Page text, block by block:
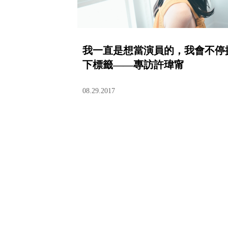
我一直是想當演員的，我會不停
下標籤——專訪許瑋甯
08.29.2017